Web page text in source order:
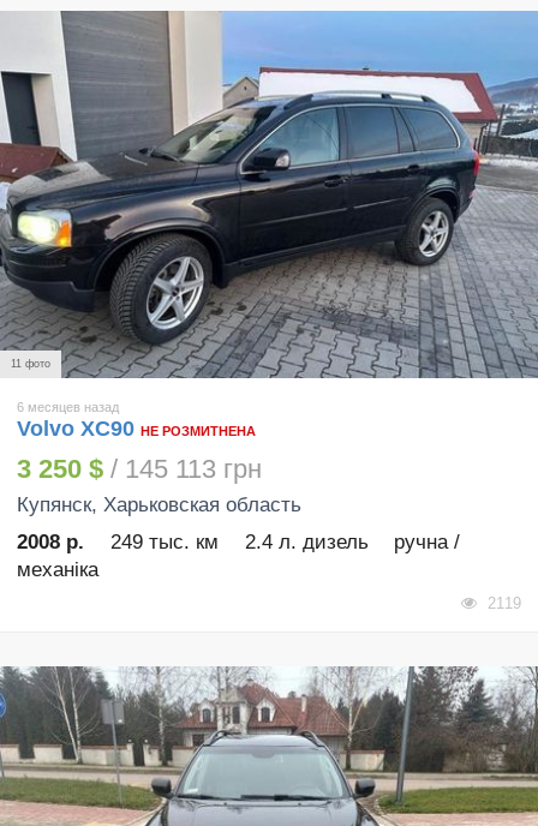
11 фото
6 месяцев назад
Volvo XC90 НЕ РОЗМИТНЕНА
3 250 $ / 145 113 грн
Купянск, Харьковская область
2008 р.
249 тыс. км 2.4 л. дизель
ручна /
механіка
2119